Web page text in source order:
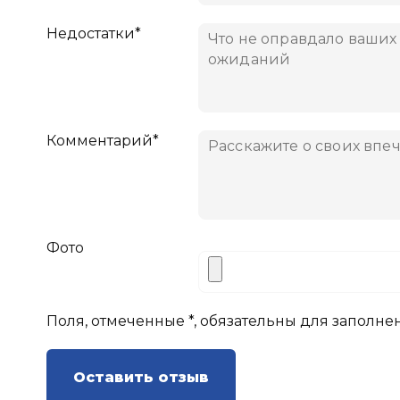
Недостатки*
Комментарий*
Фото
Поля, отмеченные *, обязательны для
Оставить отзыв